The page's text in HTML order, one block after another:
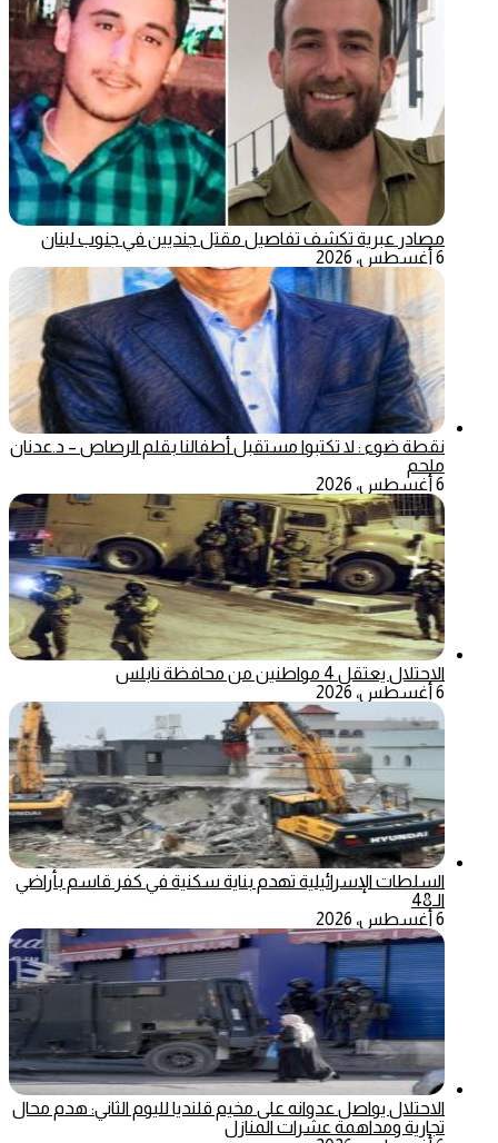
مصادر عبرية تكشف تفاصيل مقتل جنديين في جنوب لبنان
6 أغسطس، 2026
نقطة ضوء : لا تكتبوا مستقبل أطفالنا بقلم الرصاص – د.عدنان
ملحم
6 أغسطس، 2026
الاحتلال يعتقل 4 مواطنين من محافظة نابلس
6 أغسطس، 2026
السلطات الإسرائيلية تهدم بناية سكنية في كفر قاسم بأراضي
الـ48
6 أغسطس، 2026
الاحتلال يواصل عدوانه على مخيم قلنديا لليوم الثاني: هدم محال
تجارية ومداهمة عشرات المنازل